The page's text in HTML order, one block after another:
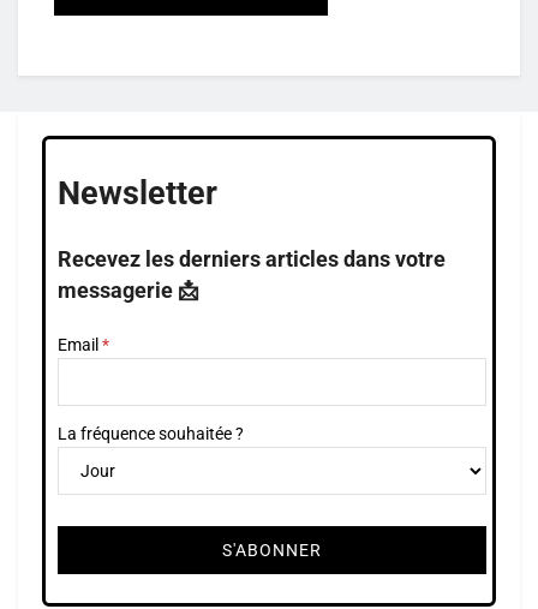
Newsletter
Recevez les derniers articles dans votre
messagerie 📩
Email
La fréquence souhaitée ?